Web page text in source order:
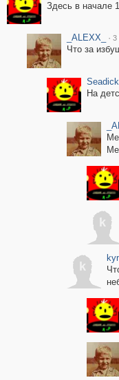
Здесь в начале
_ALEXX_ · 3
Что за
Seadick
На
k
k